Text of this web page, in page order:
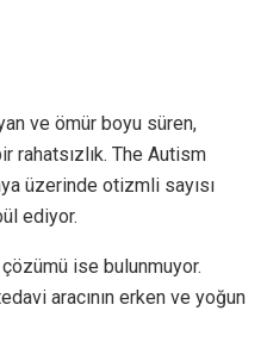
ve ömür boyu süren,
rahatsızlık. The Autism
üzerinde otizmli sayısı
ediyor.
ise bulunmuyor.
aracının erken ve yoğun